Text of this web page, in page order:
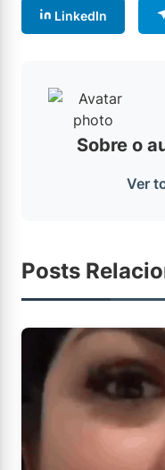
LinkedIn
Sobre o
Ver
Posts